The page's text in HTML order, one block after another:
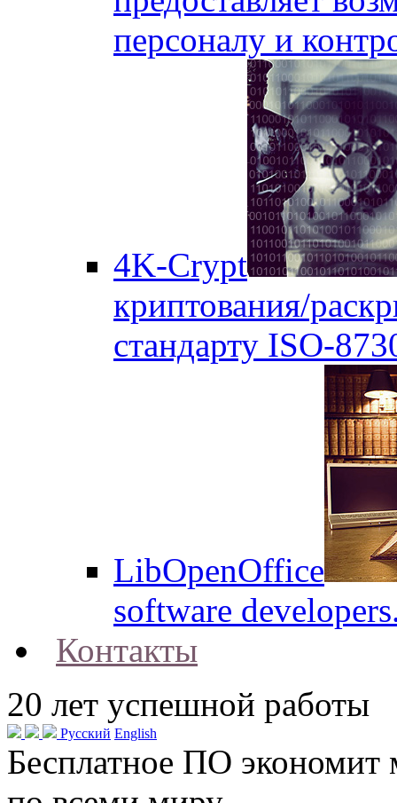
персоналу и
4K-Crypt
криптования/
стандарту ISO-
LibOpenOffice
software
Контакты
20 лет успешной работы
Русский English
Бесплатное ПО